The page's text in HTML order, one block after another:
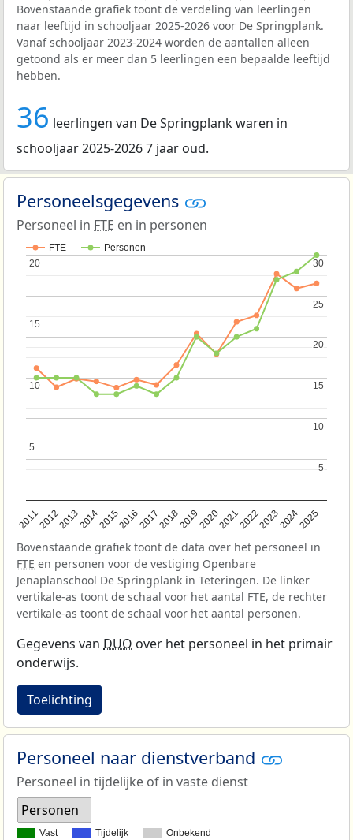
Bovenstaande grafiek toont de verdeling van leerlingen
naar leeftijd in schooljaar 2025-2026 voor De Springplank.
Vanaf schooljaar 2023-2024 worden de aantallen alleen
getoond als er meer dan 5 leerlingen een bepaalde leeftijd
hebben.
36 leerlingen van De Springplank waren in
schooljaar 2025-2026 7 jaar oud.
Personeelsgegevens
Personeel in FTE en in personen
FTE Personen
201120122013201420152016201720182019202020212022202320242025
5
5
10
10
15
15
20
20
5
5
10
10
15
15
20
20
25
25
30
30
Bovenstaande grafiek toont de data over het personeel in
FTE en personen voor de vestiging Openbare
Jenaplanschool De Springplank in Teteringen. De linker
vertikale-as toont de schaal voor het aantal FTE, de rechter
vertikale-as toont de schaal voor het aantal personen.
Gegevens van DUO over het personeel in het primair
onderwijs.
Toelichting
Personeel naar dienstverband
Personeel in tijdelijke of in vaste dienst
Personen
Vast Tijdelijk Onbekend